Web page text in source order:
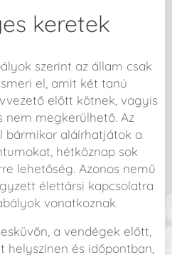
keretek
szerint az állam csak
el, amit két tanú
előtt kötnek, vagyis
nem megkerülhető. Az
bármikor aláírhatjátok a
hétköznap sok
lehetőség. Azonos nemű
élettársi kapcsolatra
vonatkoznak.
a vendégek előtt,
helyszínen és időpontban,